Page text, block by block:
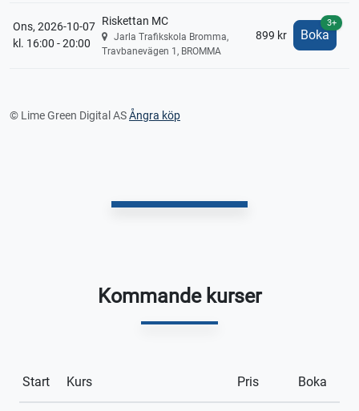
Ons, 2026-10-07
kl. 16:00 - 20:00
Riskettan MC
Jarla Trafikskola Bromma,
Travbanevägen 1, BROMMA
899 kr Boka
3+
© Lime Green Digital ASÅngra köp
Kommande kurser
Start Kurs Pris Boka